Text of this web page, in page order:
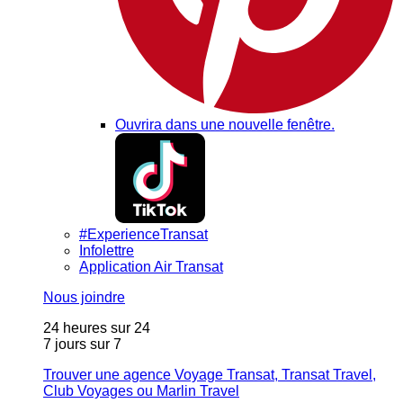
Ouvrira dans une nouvelle fenêtre.
#ExperienceTransat
Infolettre
Application Air Transat
Nous joindre
24 heures sur 24
7 jours sur 7
Trouver une agence Voyage Transat, Transat Travel,
Club Voyages ou Marlin Travel